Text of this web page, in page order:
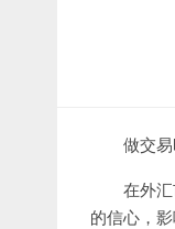
做交
在外
的信心，